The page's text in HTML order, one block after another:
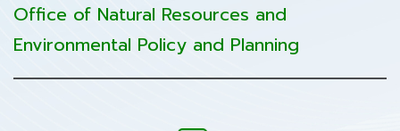
Office of Natural Resources and
Environmental Policy and Planning